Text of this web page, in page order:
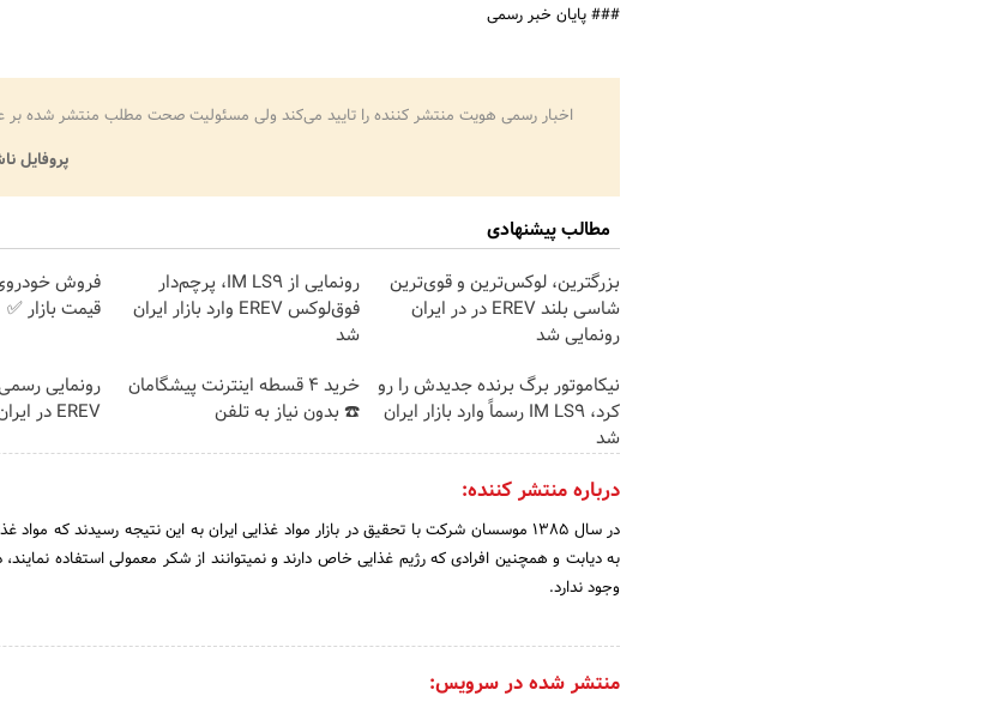
### پایان خبر رسمی
اخبار رسمی هویت منتشر کننده را تایید می‌کند ولی مسئولیت صحت مطلب منتشر شده بر
پروفایل
مطالب پیشنهادی
بزرگترین، لوکس‌ترین و قوی‌ترین
شاسی بلند EREV در در ایران
رونمایی شد
رونمایی از IM LS9، پرچم‌دار
فوق‌لوکس EREV وارد بازار ایران
شد
فروش
قیمت بازار ✅
نیکاموتور برگ برنده جدیدش را رو
کرد، IM LS9 رسماً وارد بازار ایران
شد
خرید 4 قسطه اینترنت پیشگامان
☎️ بدون نیاز به تلفن
EREV در ایران
درباره منتشر کننده:
در سال 1385 موسسان شرکت با تحقیق در بازار مواد غذایی ایران به این نتیجه رسیدند که مواد
به دیابت و همچنین افرادی که رژیم غذایی خاص دارند و نمی­توانند از شکر معمولی استفاده نمایند،
وجود ندارد.
منتشر شده در سرویس: